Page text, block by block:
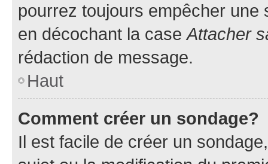
pourrez toujours empêcher une
en décochant la caseAttacher
rédaction de message.
Haut
Comment créer un sondage?
Il est facile de créer un